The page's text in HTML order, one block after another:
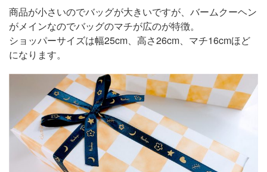
商品が小さいのでバッグが大きいですが、バームクーヘン
がメインなのでバッグのマチが広のが特徴。
ショッパーサイズは幅25cm、高さ26cm、マチ16cmほど
になります。